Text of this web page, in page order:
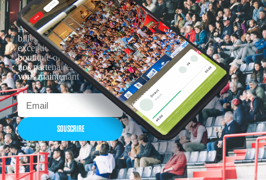
Actualités, nouveautés,
billetterie, remises
exceptionnelles dans la
boutique officielles & chez
nos partenaires… Inscrivez-
vous maintenant
SOUSCRIRE